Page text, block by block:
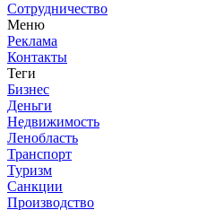
Сотрудничество
Меню
Реклама
Контакты
Теги
Бизнес
Деньги
Недвижимость
Ленобласть
Транспорт
Туризм
Санкции
Производство